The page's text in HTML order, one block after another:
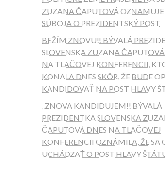
ZUZANA ČAPUTOVÁ
SÚBOJA O PREZIDENTSKÝ POST
BEŽÍM ZNOVU!! BÝVALÁ
SLOVENSKA ZUZANA
NA TLAČOVEJ KONFERENCII,
KONALA DNES SKÔR, ŽE BUDE
KANDIDOVAŤ NA POST HLAVY
„ZNOVA KANDIDUJEM!! BÝVALÁ
PREZIDENTKA SLOVENSKA
ČAPUTOVÁ DNES NA TLAČOVEJ
KONFERENCII OZNÁMILA, ŽE SA
UCHÁDZAŤ O POST HLAVY